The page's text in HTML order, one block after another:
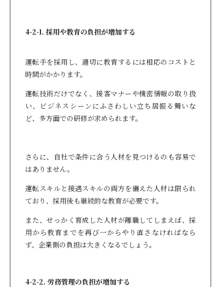
4-2-1. 採用や教育の負担が増加する
運転手を採用し、適切に教育するには相応のコストと
時間がかかります。
運転技術だけでなく、接客マナーや機密情報の取り扱
い、ビジネスシーンにふさわしい立ち居振る舞いな
ど、多方面での研修が求められます。
さらに、自社で条件に合う人材を見つけるのも容易で
はありません。
運転スキルと接遇スキルの両方を備えた人材は限られ
ており、採用後も継続的な教育が必要です。
また、せっかく育成した人材が離職してしまえば、採
用から教育までを再び一からやり直さなければなら
ず、企業側の負担は大きくなるでしょう。
4-2-2. 労務管理の負担が増加する